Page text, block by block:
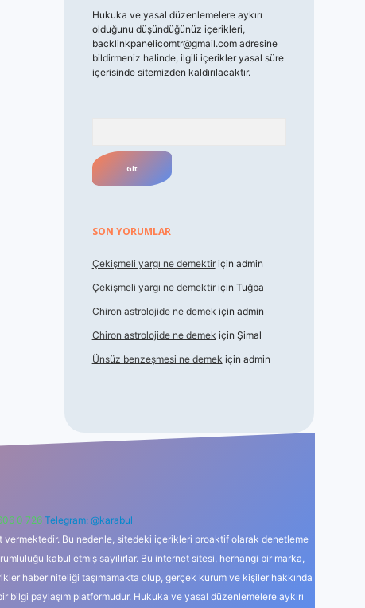
Hukuka ve yasal düzenlemelere aykırı
olduğunu düşündüğünüz içerikleri,
backlinkpanelicomtr@gmail.comadresine
bildirmeniz halinde, ilgili içerikler yasal süre
içerisinde sitemizden kaldırılacaktır.
SON YORUMLAR
Çekişmeli yargı ne demektiriçin admin
Çekişmeli yargı ne demektiriçin Tuğba
Chiron astrolojide ne demek için admin
Chiron astrolojide ne demek için Şimal
Ünsüz benzeşmesi ne demek için admin
0 726 Telegram: @karabul
vermektedir. Bu nedenle, sitedeki içerikleri proaktif olarak denetleme
kabul etmiş sayılırlar. Bu internet sitesi, herhangi bir marka,
haber niteliği taşımamakta olup, gerçek kurum ve kişiler hakkında
paylaşım platformudur. Hukuka ve yasal düzenlemelere aykırı